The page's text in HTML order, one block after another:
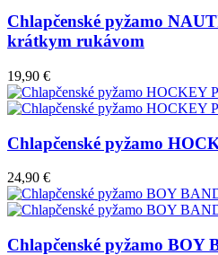
Chlapčenské pyžamo
krátkym rukávom
19,90 €
Chlapčenské pyžamo
24,90 €
Chlapčenské pyžamo BOY